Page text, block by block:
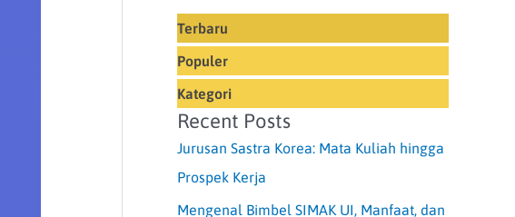
Terbaru
Populer
Kategori
Recent Posts
Jurusan Sastra Korea: Mata Kuliah hingga
Prospek Kerja
Mengenal Bimbel SIMAK UI, Manfaat, dan